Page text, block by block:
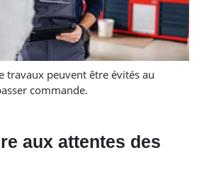
travaux peuvent être évités au
commande.
aux attentes des